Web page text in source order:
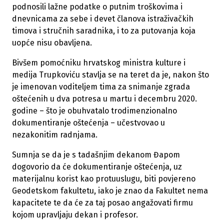
podnosili lažne podatke o putnim troškovima i
dnevnicama za sebe i devet članova istraživačkih
timova i stručnih saradnika, i to za putovanja koja
uopće nisu obavljena.
Bivšem pomoćniku hrvatskog ministra kulture i
medija Trupkoviću stavlja se na teret da je, nakon što
je imenovan voditeljem tima za snimanje zgrada
oštećenih u dva potresa u martu i decembru 2020.
godine – što je obuhvatalo trodimenzionalno
dokumentiranje oštećenja – učestvovao u
nezakonitim radnjama.
Sumnja se da je s tadašnjim dekanom Đapom
dogovorio da će dokumentiranje oštećenja, uz
materijalnu korist kao protuuslugu, biti povjereno
Geodetskom fakultetu, iako je znao da Fakultet nema
kapacitete te da će za taj posao angažovati firmu
kojom upravljaju dekan i profesor.